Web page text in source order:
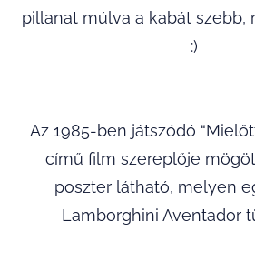
pillanat múlva a kabát szebb,
:)
Az 1985-ben játszódó
című film szereplője
poszter látható, melyen
Lamborghini Aventador